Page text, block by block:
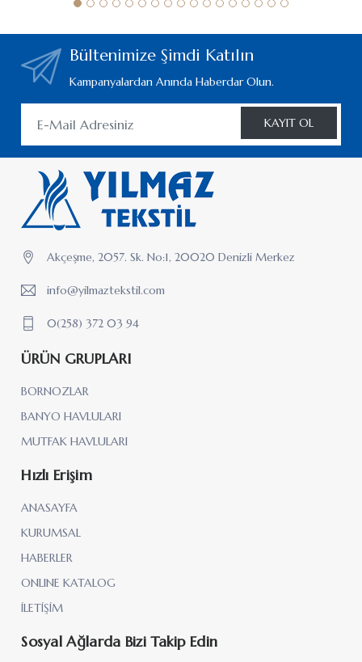
Bültenimize Şimdi Katılın
Kampanyalardan Anında Haberdar Olun.
KAYIT OL
Akçeşme, 2057. Sk. No:1, 20020 Denizli Merkez
info@yilmaztekstil.com
0(258) 372 03 94
ÜRÜN GRUPLARI
BORNOZLAR
BANYO HAVLULARI
MUTFAK HAVLULARI
Hızlı Erişim
ANASAYFA
KURUMSAL
HABERLER
ONLINE KATALOG
İLETİŞİM
Sosyal Ağlarda Bizi Takip Edin